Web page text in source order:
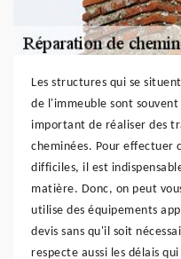
Les structures qui se
de l'immeuble sont
important de réaliser des
cheminées. Pour effectuer
difficiles, il est
matière. Donc, on peut
utilise des équipements
devis sans qu'il soit
respecte aussi les délais